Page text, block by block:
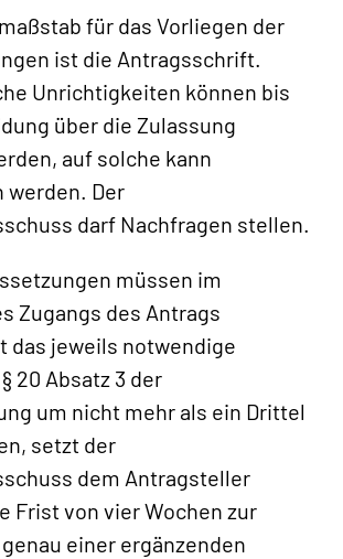
für das Vorliegen der
ist die Antragsschrift.
Unrichtigkeiten können bis
über die Zulassung
auf solche kann
werden. Der
darf Nachfragen stellen.
müssen im
Zugangs des Antrags
das jeweils notwendige
20 Absatz 3 der
um nicht mehr als ein Drittel
setzt der
dem Antragsteller
Frist von vier Wochen zur
einer ergänzenden